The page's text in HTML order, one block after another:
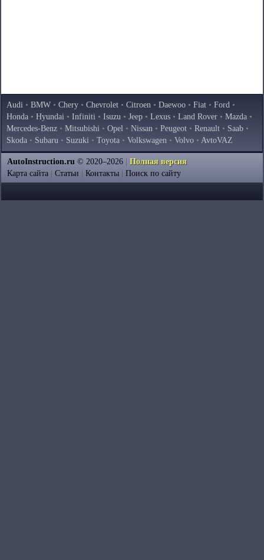
Audi • BMW • Chery • Chevrolet • Citroen • Daewoo • Fiat • Ford •
Honda • Hyundai • Infiniti • Isuzu • Jeep • Lexus • Land Rover • Mazda •
Mercedes-Benz • Mitsubishi • Opel • Nissan • Peugeot • Renault • Saab •
Skoda • Subaru • Suzuki • Toyota • Volkswagen • Volvo • AvtoVAZ
AutoInstruction.ru © 2020–2026
Полная версия
Карта сайта
Статьи Контакты Поиск по сайту